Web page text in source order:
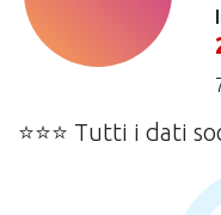
⭐⭐⭐ Tutti i dati